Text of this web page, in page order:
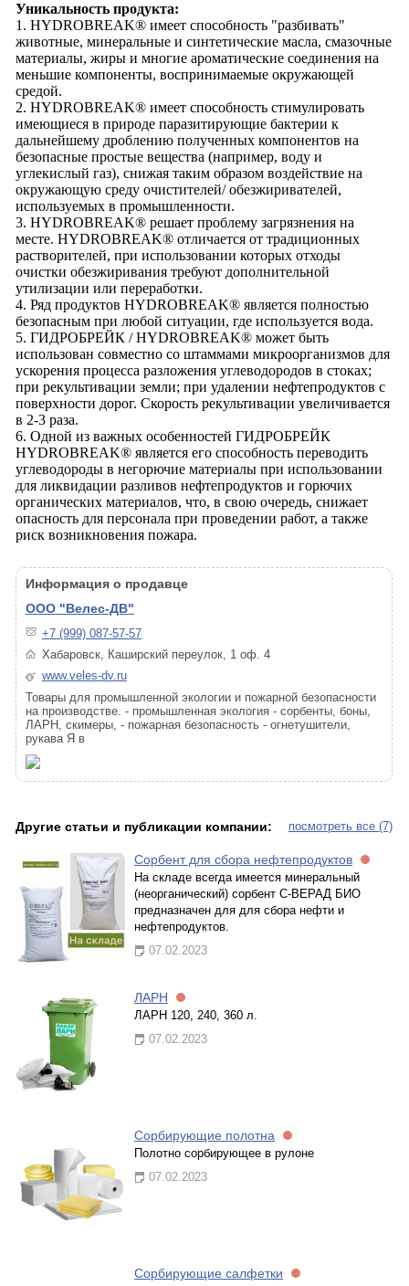
Уникальность продукта:
1. HYDROBREAK® имеет способность "разбивать"
животные, минеральные и синтетические масла, смазочные
материалы, жиры и многие ароматические соединения на
меньшие компоненты, воспринимаемые окружающей
средой.
2. HYDROBREAK® имеет способность стимулировать
имеющиеся в природе паразитирующие бактерии к
дальнейшему дроблению полученных компонентов на
безопасные простые вещества (например, воду и
углекислый газ), снижая таким образом воздействие на
окружающую среду очистителей/ обезжиривателей,
используемых в промышленности.
3. HYDROBREAK® решает проблему загрязнения на
месте. HYDROBREAK® отличается от традиционных
растворителей, при использовании которых отходы
очистки обезжиривания требуют дополнительной
утилизации или переработки.
4. Ряд продуктов HYDROBREAK® является полностью
безопасным при любой ситуации, где используется вода.
5. ГИДРОБРЕЙК / HYDROBREAK® может быть
использован совместно со штаммами микроорганизмов для
ускорения процесса разложения углеводородов в стоках;
при рекультивации земли; при удалении нефтепродуктов с
поверхности дорог. Скорость рекультивации увеличивается
в 2-3 раза.
6. Одной из важных особенностей ГИДРОБРЕЙК
HYDROBREAK® является его способность переводить
углеводороды в негорючие материалы при использовании
для ликвидации разливов нефтепродуктов и горючих
органических материалов, что, в свою очередь, снижает
опасность для персонала при проведении работ, а также
риск возникновения пожара.
Информация о продавце
ООО "Велес-ДВ"
+7 (999) 087-57-57
Хабаровск, Каширский переулок, 1 оф. 4
www.veles-dv.ru
Товары для промышленной экологии и пожарной безопасности
на производстве. - промышленная экология - сорбенты, боны,
ЛАРН, скимеры, - пожарная безопасность - огнетушители,
рукава Я в
посмотреть все (7)
Другие статьи и публикации компании:
Сорбент для сбора нефтепродуктов
На складе всегда имеется минеральный
(неорганический) сорбент С-ВЕРАД БИО
предназначен для для сбора нефти и
нефтепродуктов.
07.02.2023
ЛАРН
ЛАРН 120, 240, 360 л.
07.02.2023
Сорбирующие полотна
Полотно сорбирующее в рулоне
07.02.2023
Сорбирующие салфетки